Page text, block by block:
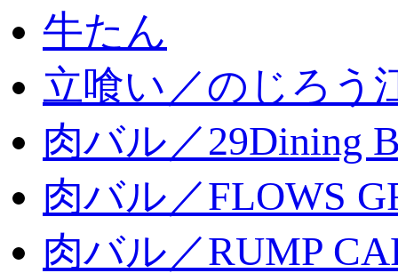
牛たん
立喰い／のじろう
肉バル／29Dining
肉バル／FLOWS
肉バル／RUMP